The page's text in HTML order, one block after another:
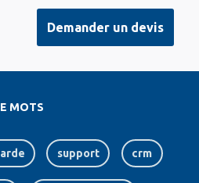
Demander un devis
MOTS
support crm